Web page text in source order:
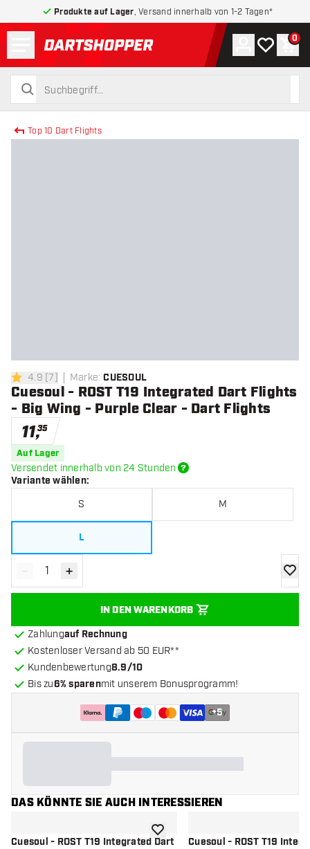
Produkte auf Lager , Versand innerhalb von 1-2 Tagen*
zurück zur Startseite
suchen
suchen
Konto
Meine 0
Top 10 Dart Flights
4.9 Bewertungssterne
4.9 [7] Marke: CUESOUL
Cuesoul - ROST T19 Integrated Dart Flights
- Big Wing - Purple Clear - Dart Flights
11,35
Auf Lager
Versendet innerhalb von 24 Stunden
Variante wählen:
S M
L
Menge verringern
- Menge erhöhen
+
IN DEN WARENKORB
Zur
Zahlungauf Rechnung
Kostenloser Versand ab 50 EUR**
Kundenbewertung8.9/10
Bis zu6% sparenmit unserem Bonusprogramm!
+5
DAS KÖNNTE SIE AUCH INTERESSIEREN
Cuesoul - ROST T19 Integrated DartZur Wunschliste hinzufügen
Cuesoul - ROST T19